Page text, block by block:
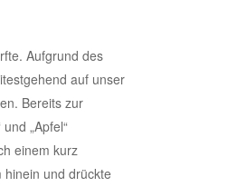
Aufgrund des
auf unser
Bereits zur
„Apfel“
einem kurz
und drückte